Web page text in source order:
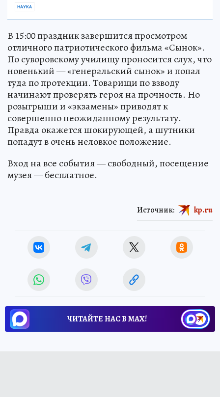
НАУКА
В 15:00 праздник завершится просмотром
отличного патриотического фильма «Сынок».
По суворовскому училищу проносится слух, что
новенький — «генеральский сынок» и попал
туда по протекции. Товарищи по взводу
начинают проверять героя на прочность. Но
розыгрыши и «экзамены» приводят к
совершенно неожиданному результату.
Правда окажется шокирующей, а шутники
попадут в очень неловкое положение.
Вход на все события — свободный, посещение
музея — бесплатное.
Источник: kp.ru
ЧИТАЙТЕ НАС В МАХ!